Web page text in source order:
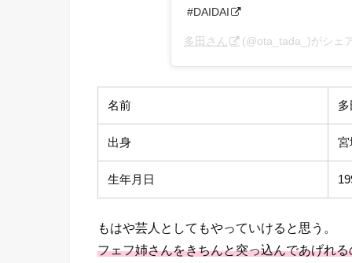
#DAIDAI
多田さん (@ota_tada_)がシェ
名前
出身 宮
生年月日
もはや芸人としてもやっていけると思う。
フェフ姉さんをきちんと突っ込んであげれ